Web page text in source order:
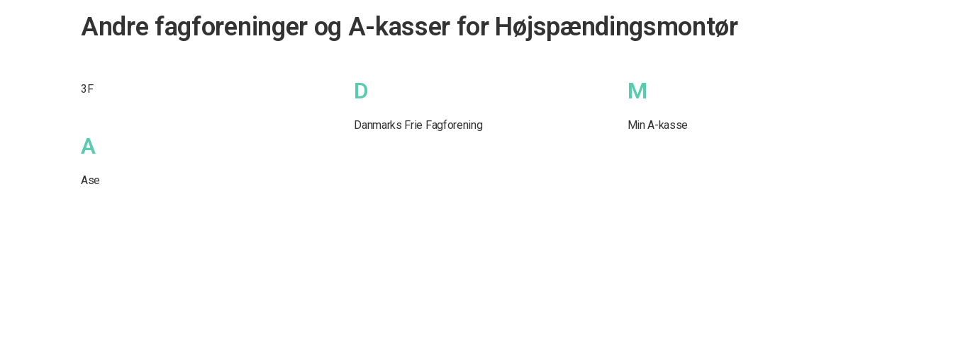
Andre fagforeninger og A-kasser for Højspændingsmontør
3F
A
Ase
D
Danmarks Frie Fagforening
M
Min A-kasse